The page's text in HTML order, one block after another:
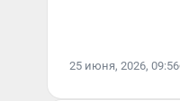
25 июня, 2026, 09:56